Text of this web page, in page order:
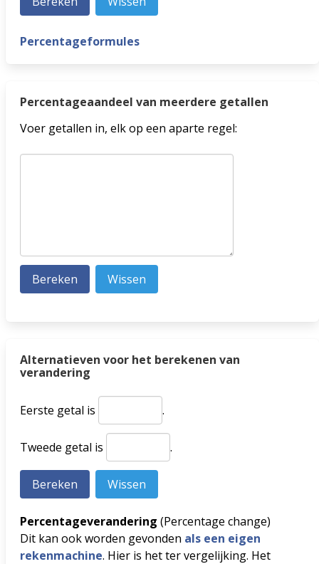
Percentageformules
Percentageaandeel van meerdere getallen
Voer getallen in, elk op een aparte regel:
Alternatieven voor het berekenen van
verandering
Eerste getal is .
Tweede getal is .
Percentageverandering (Percentage change)
Dit kan ook worden gevonden als een eigen
rekenmachine. Hier is het ter vergelijking. Het